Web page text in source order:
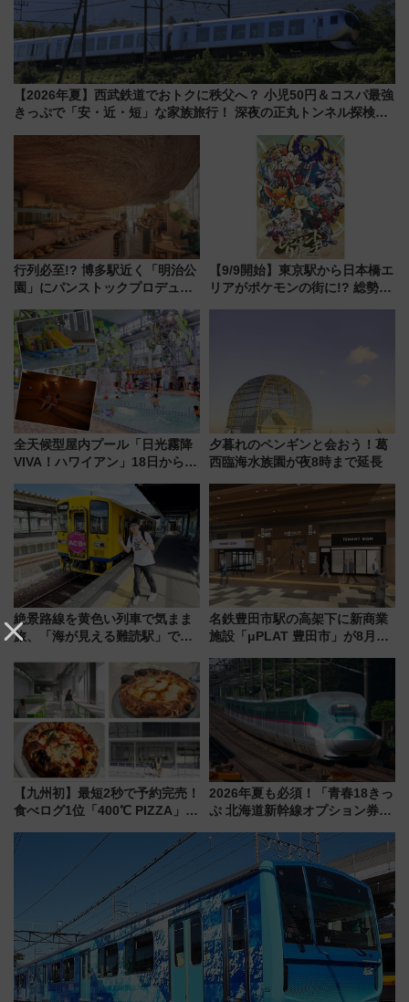
【2026年夏】西武鉄道でおトクに秩父へ？ 小児50円＆コスパ最強
きっぷで「安・近・短」な家族旅行！ 深夜の正丸トンネル探検や
行列必至!? 博多駅近く「明治公
園」にパンストックプロデュー
オープン 秋からはビストロ営業
も！
【9/9開始】東京駅から日本橋エ
リアがポケモンの街に!? 総勢
全天候型屋内プール「日光霧降
VIVA！ハワイアン」18日から営
ァミリーから大人まで幅広い世
代が一日中楽しる夏のリゾート
を楽しんで
夕暮れのペンギンと会おう！葛
西臨海水族園が夜8時まで延長
絶景路線を黄色い列車で気まま
旅、「海が見える難読駅」で幸
「新・鉄道ひとり旅」279回目
の舞台は「島原鉄道」
名鉄豊田市駅の高架下に新商業
施設「μPLAT 豊田市」が8月26
たな玄関口へ
【九州初】最短2秒で予約完売！
食べログ1位「400℃ PIZZA」が
プン。もつ鍋風など限定メニュ
2026年夏も必須！「青春18きっ
ぷ 北海道新幹線オプション券」
の罠